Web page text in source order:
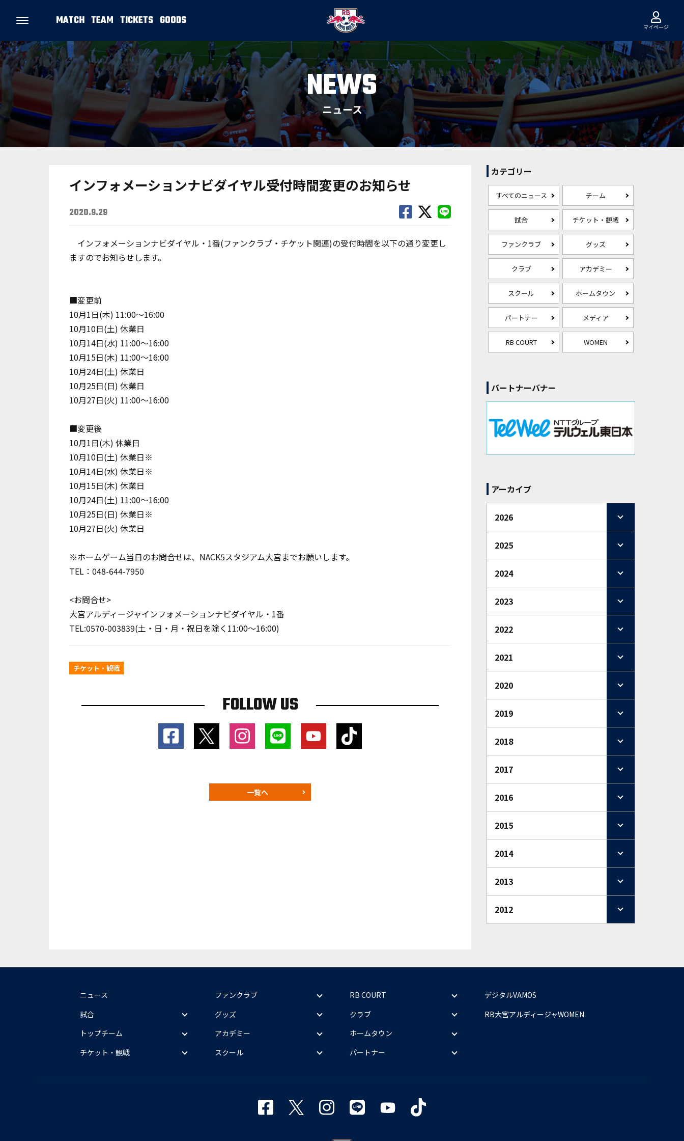
MATCH TEAM TICKETS GOODS マイページ
NEWS
ニュース
インフォメーションナビダイヤル受付時間変更のお知らせ
2020.9.29
インフォメーションナビダイヤル・1番(ファンクラブ・チケット関連)の受付時間を以下の通り変更し
ますのでお知らせします。
■変更前
10月1日(木) 11:00～16:00
10月10日(土) 休業日
10月14日(水) 11:00～16:00
10月15日(木) 11:00～16:00
10月24日(土) 休業日
10月25日(日) 休業日
10月27日(火) 11:00～16:00
■変更後
10月1日(木) 休業日
10月10日(土) 休業日※
10月14日(水) 休業日※
10月15日(木) 休業日
10月24日(土) 11:00～16:00
10月25日(日) 休業日※
10月27日(火) 休業日
※ホームゲーム当日のお問合せは、NACK5スタジアム大宮までお願いします。
TEL：048-644-7950
<お問合せ>
大宮アルディージャインフォメーションナビダイヤル・1番
TEL:0570-003839(土・日・月・祝日を除く11:00～16:00)
チケット・観戦
FOLLOW US
一覧へ
カテゴリー
すべてのニュース チーム
試合 チケット・観戦
ファンクラブ グッズ
クラブ アカデミー
スクール ホームタウン
パートナー メディア
RB COURT WOMEN
パートナーバナー
アーカイブ
2026
2025
2024
2023
2022
2021
2020
2019
2018
2017
2016
2015
2014
2013
2012
ニュース
試合
トップチーム
チケット・観戦
ファンクラブ
グッズ
アカデミー
スクール
RB COURT
クラブ
ホームタウン
パートナー
デジタルVAMOS
RB大宮アルディージャWOMEN